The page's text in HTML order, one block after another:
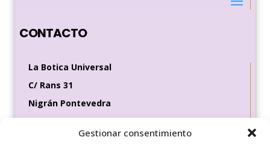
Gestionar consentimiento
CONTACTO
La Botica Universal
C/ Rans 31
Nigrán Pontevedra
36370
Tel de contacto